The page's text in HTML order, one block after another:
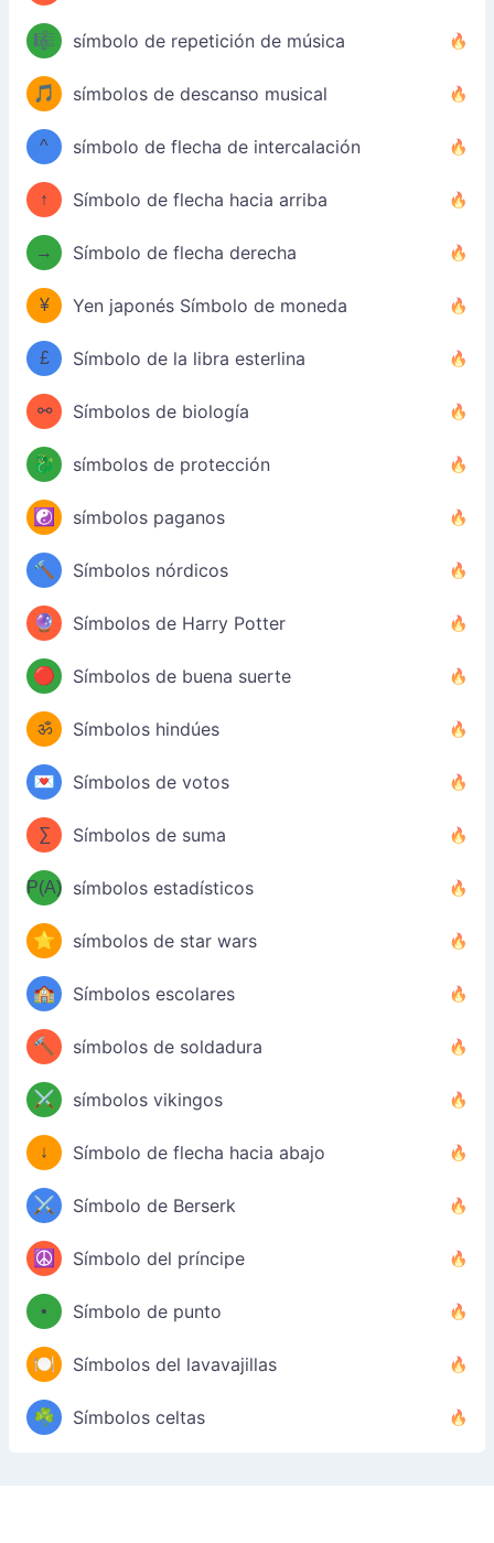
🎼 símbolo de repetición de música
🎵 símbolos de descanso musical
^ símbolo de flecha de intercalación
↑ Símbolo de flecha hacia arriba
→ Símbolo de flecha derecha
¥ Yen japonés Símbolo de moneda
£ Símbolo de la libra esterlina
⚯ Símbolos de biología
🐉 símbolos de protección
☯️ símbolos paganos
🔨 Símbolos nórdicos
🔮 Símbolos de Harry Potter
🔴 Símbolos de buena suerte
ॐ Símbolos hindúes
💌 Símbolos de votos
∑ Símbolos de suma
P(A) símbolos estadísticos
⭐ símbolos de star wars
🏫 Símbolos escolares
🔨 símbolos de soldadura
⚔️ símbolos vikingos
↓ Símbolo de flecha hacia abajo
⚔️ Símbolo de Berserk
☮️ Símbolo del príncipe
• Símbolo de punto
🍽️ Símbolos del lavavajillas
☘️ Símbolos celtas